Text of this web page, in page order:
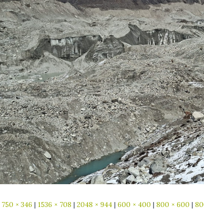
750 × 346 | 1536 × 708 | 2048 × 944 | 600 × 400 | 800 × 600 |